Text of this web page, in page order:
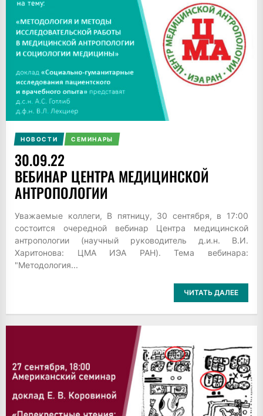
НОВОСТИ СЕМИНАРЫ
30.09.22
ВЕБИНАР ЦЕНТРА МЕДИЦИНСКОЙ
АНТРОПОЛОГИИ
Уважаемые коллеги, В пятницу, 30 сентября, в 17:00
состоится очередной вебинар Центра медицинской
антропологии (научный руководитель д.и.н. В.И.
Харитонова: ЦМА ИЭА РАН). Тема вебинара:
"Методология...
ЧИТАТЬ ДАЛЕЕ